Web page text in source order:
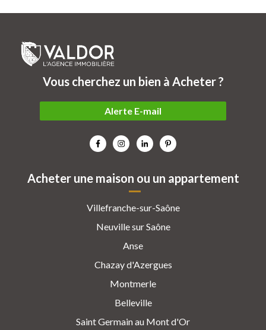
Acheter une maison ou un appartement
Villefranche-sur-Saône
Neuville sur Saône
Anse
Chazay d'Azergues
Montmerle
Belleville
Saint Germain au Mont d'Or
Vous cherchez un bien à Acheter ?
Alerte E-mail